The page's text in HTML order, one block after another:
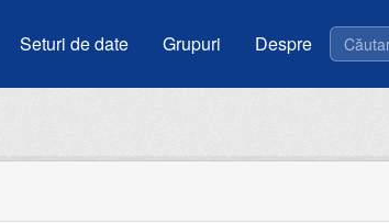
Seturi de date Grupuri Despre